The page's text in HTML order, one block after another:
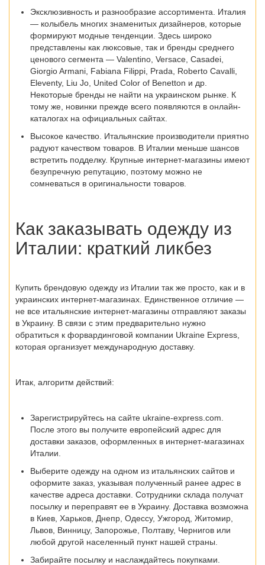
Эксклюзивность и разнообразие ассортимента . Италия
— колыбель многих знаменитых дизайнеров, которые
формируют модные тенденции. Здесь широко
представлены как люксовые, так и бренды среднего
ценового сегмента — Valentino, Versace, Casadei,
Giorgio Armani, Fabiana Filippi, Prada, Roberto Cavalli,
Eleventy, Liu Jo, United Color of Benetton и др.
Некоторые бренды не найти на украинском рынке. К
тому же, новинки прежде всего появляются в онлайн-
каталогах на официальных сайтах.
Высокое качество . Итальянские производители приятно
радуют качеством товаров. В Италии меньше шансов
встретить подделку. Крупные интернет-магазины имеют
безупречную репутацию, поэтому можно не
сомневаться в оригинальности товаров.
Как заказывать одежду из
Италии: краткий ликбез
Купить брендовую одежду из Италии так же просто, как и в
украинских интернет-магазинах. Единственное отличие —
не все итальянские интернет-магазины отправляют заказы
в Украину. В связи с этим предварительно нужно
обратиться к форвардинговой компании Ukraine Express,
которая организует международную доставку.
Итак, алгоритм действий:
Зарегистрируйтесь на сайте ukraine-express.com.
После этого вы получите европейский адрес для
доставки заказов, оформленных в интернет-магазинах
Италии.
Выберите одежду на одном из итальянских сайтов и
оформите заказ, указывая полученный ранее адрес в
качестве адреса доставки. Сотрудники склада получат
посылку и переправят ее в Украину. Доставка возможна
в Киев, Харьков, Днепр, Одессу, Ужгород, Житомир,
Львов, Винницу, Запорожье, Полтаву, Чернигов или
любой другой населенный пункт нашей страны.
Забирайте посылку и наслаждайтесь покупками.